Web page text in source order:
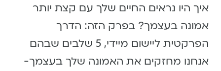
איך היו נראים החיים שלך עם קצת יותר
אמונה בעצמך? בפרק הזה: הדרך
הפרקטית ליישום מיידי, 5 שלבים שבהם
אנחנו מחזקים את האמונה שלך בעצמך-